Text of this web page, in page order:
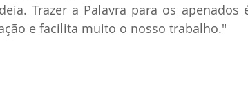
Trazer a Palavra para os apenados
e facilita muito o nosso trabalho."